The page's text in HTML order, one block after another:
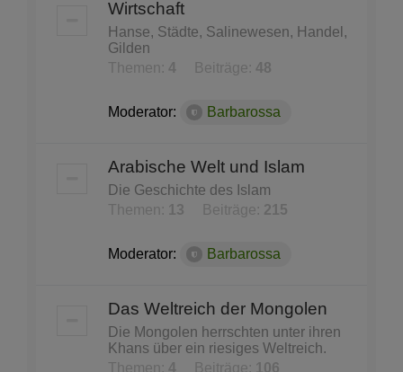
Wirtschaft
Hanse, Städte, Salinewesen, Handel,
Gilden
Themen: 4 Beiträge: 48
Moderator: Barbarossa
Arabische Welt und Islam
Die Geschichte des Islam
Themen:
13 Beiträge: 215
Moderator: Barbarossa
Das Weltreich der Mongolen
Die Mongolen herrschten unter ihren
Khans über ein riesiges Weltreich.
Themen: 4 Beiträge: 106